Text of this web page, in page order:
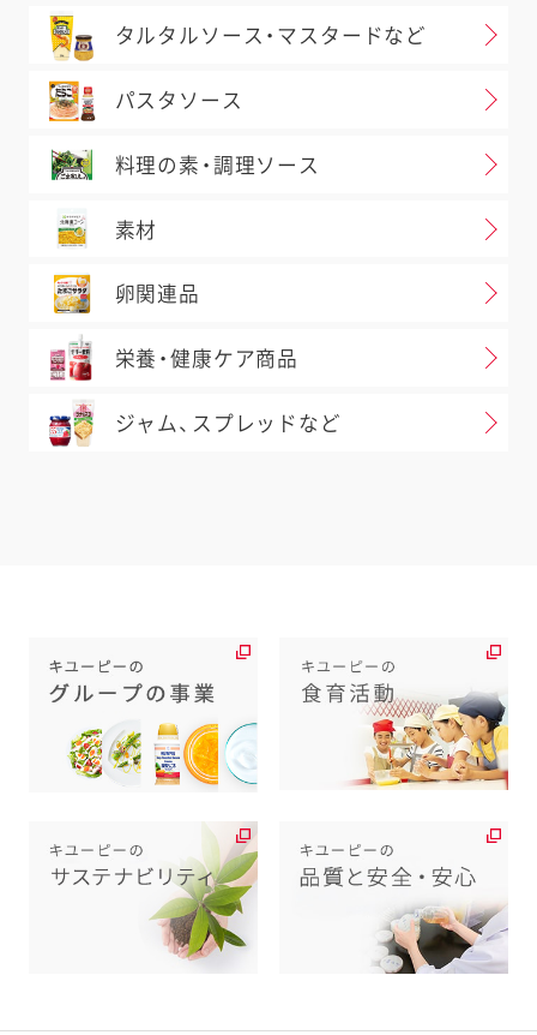
タルタルソース・マスタードなど
パスタソース
料理の素・調理ソース
素材
卵関連品
栄養・健康ケア商品
ジャム、スプレッドなど